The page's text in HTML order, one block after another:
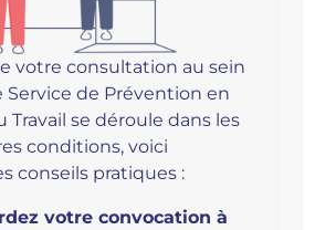
votre consultation au sein
Service de Prévention en
Travail se déroule dans les
conditions, voici
conseils pratiques :
votre convocation à